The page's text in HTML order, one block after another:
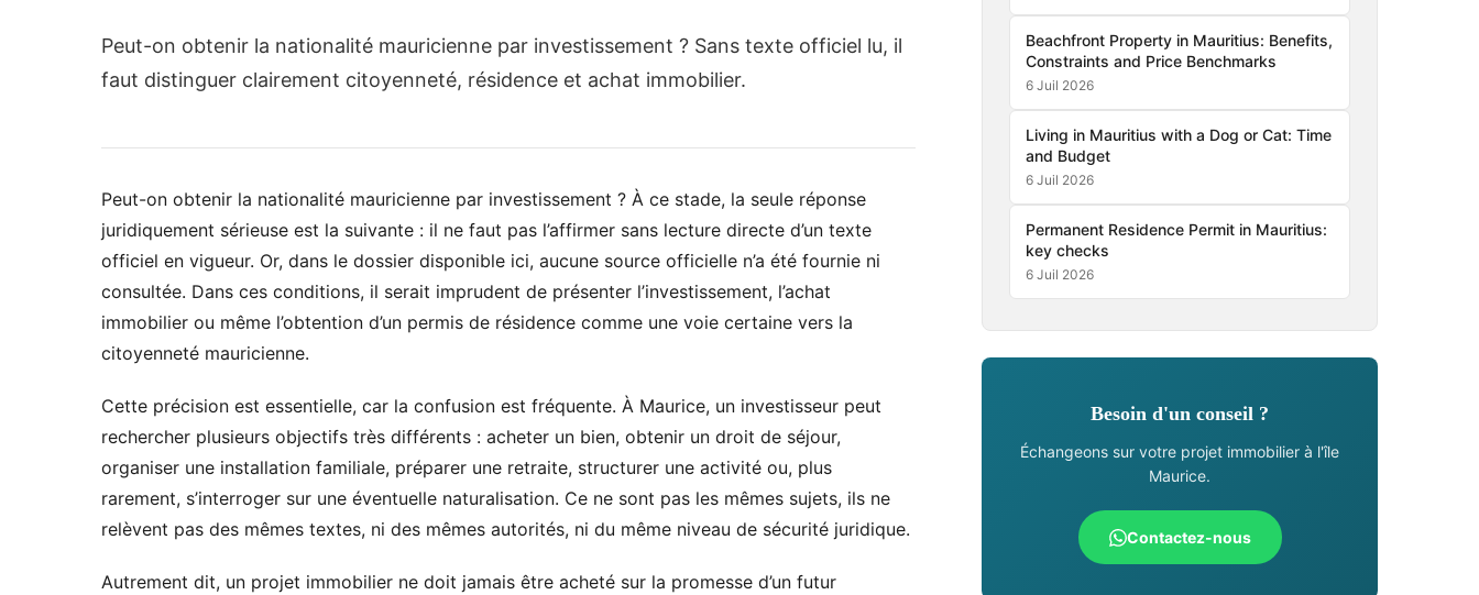
Peut-on obtenir la nationalité mauricienne par investissement ? Sans texte officiel lu, il
faut distinguer clairement citoyenneté, résidence et achat immobilier.
Peut-on obtenir la nationalité mauricienne par investissement ? À ce stade, la seule réponse
juridiquement sérieuse est la suivante : il ne faut pas l’affirmer sans lecture directe d’un texte
officiel en vigueur. Or, dans le dossier disponible ici, aucune source officielle n’a été fournie ni
consultée. Dans ces conditions, il serait imprudent de présenter l’investissement, l’achat
immobilier ou même l’obtention d’un permis de résidence comme une voie certaine vers la
citoyenneté mauricienne.
Cette précision est essentielle, car la confusion est fréquente. À Maurice, un investisseur peut
rechercher plusieurs objectifs très différents : acheter un bien, obtenir un droit de séjour,
organiser une installation familiale, préparer une retraite, structurer une activité ou, plus
rarement, s’interroger sur une éventuelle naturalisation. Ce ne sont pas les mêmes sujets, ils ne
relèvent pas des mêmes textes, ni des mêmes autorités, ni du même niveau de sécurité juridique.
Autrement dit, un projet immobilier ne doit jamais être acheté sur la promesse d’un futur
Beachfront Property in Mauritius: Benefits,
Constraints and Price Benchmarks
6 Juil 2026
Living in Mauritius with a Dog or Cat: Time
and Budget
6 Juil 2026
Permanent Residence Permit in Mauritius:
key checks
6 Juil 2026
Besoin d'un conseil ?
Échangeons sur votre projet immobilier à l'île
Maurice.
Contactez-nous